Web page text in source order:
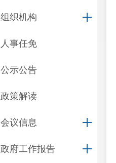
组织机构
人事任免
公示公告
政策解读
会议信息
政府工作报告